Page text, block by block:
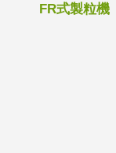
FR式製粒機